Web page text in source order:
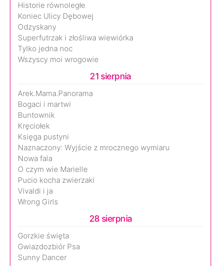
Historie równoległe
Koniec Ulicy Dębowej
Odzyskany
Superfutrzak i złośliwa wiewiórka
Tylko jedna noc
Wszyscy moi wrogowie
21 sierpnia
Arek.Mama.Panorama
Bogaci i martwi
Buntownik
Kręciołek
Księga pustyni
Naznaczony: Wyjście z mrocznego wymiaru
Nowa fala
O czym wie Marielle
Pucio kocha zwierzaki
Vivaldi i ja
Wrong Girls
28 sierpnia
Gorzkie święta
Gwiazdozbiór Psa
Sunny Dancer